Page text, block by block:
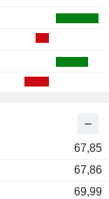
67,85
67,86
69,99